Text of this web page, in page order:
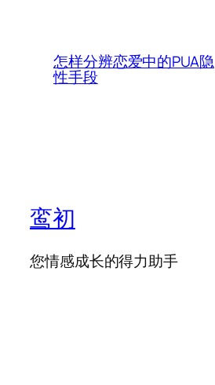
怎样分辨恋爱中的PUA隐
性手段
鸾初
您情感成长的得力助手